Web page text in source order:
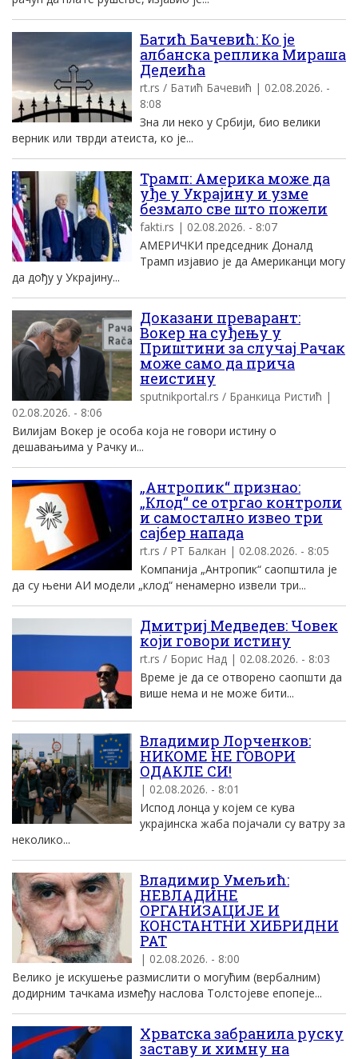
Батић Бачевић: Ко је
албанска реплика Мираша
Дедеића
rt.rs / Батић Бачевић | 02.08.2026. -
8:08
Зна ли неко у Србији, био велики
верник или тврди атеиста, ко је...
Трамп: Америка може да
уђе у Украјину и узме
безмало све што пожели
fakti.rs | 02.08.2026. - 8:07
АМЕРИЧКИ председник Доналд
Трамп изјавио је да Американци могу
да дођу у Украјину...
Доказани преварант:
Вокер на суђењу у
Приштини за случај Рачак
може само да прича
неистину
sputnikportal.rs / Бранкица Ристић |
02.08.2026. - 8:06
Вилијам Вокер је особа која не говори истину о
дешавањима у Рачку и...
„Антропик“ признао:
„Клод“ се отргао контроли
и самостално извео три
сајбер напада
rt.rs / РТ Балкан | 02.08.2026. - 8:05
Компанија „Антропик“ саопштила је
да су њени АИ модели „клод“ ненамерно извели три...
Дмитриј Медведев: Човек
који говори истину
rt.rs / Борис Над | 02.08.2026. - 8:03
Време је да се отворено саопшти да
више нема и не може бити...
Владимир Лорченков:
НИКОМЕ НЕ ГОВОРИ
ОДАКЛЕ СИ!
| 02.08.2026. - 8:01
Испод лонца у којем се кува
украјинска жаба појачали су ватру за
неколико...
Владимир Умељић:
НЕВЛАДИНЕ
ОРГАНИЗАЦИЈЕ И
КОНСТАНТНИ ХИБРИДНИ
РАТ
| 02.08.2026. - 8:00
Велико је искушење размислити о могућим (вербалним)
додирним тачкама између наслова Толстојеве епопеје...
Хрватска забранила руску
заставу и химну на